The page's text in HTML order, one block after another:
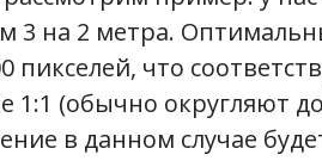
3 на 2 метра.
пикселей, что
1:1 (обычно округляют до
в данном случае